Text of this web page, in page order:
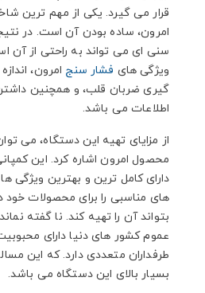
قرار می گیرد. یکی از مهم ترین
امرون، ساده بودن آن است. در
سنی ای می تواند به راحتی از آن
ویژگی های فشار سنج امرون،
گیری ضربان قلب، و همچنین
اطلاعات می باشد.
از مزایای تهیه این دستگاه، می
محصول امرون اشاره کرد. این
دارای کامل ترین و بهترین ویژگی
های مناسبی را برای محصولات خود
بتواند آن را تهیه کند. نا گفته
عموم کشور های دنیا دارای
طرفداران متعددی دارد. که این
بسیار بالای این دستگاه می باشد.